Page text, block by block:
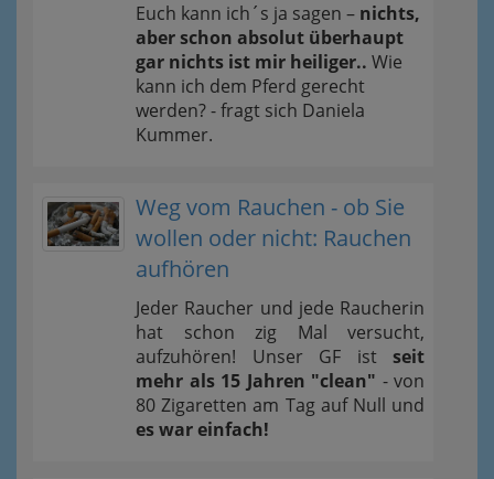
Euch kann ich´s ja sagen – nichts,
aber schon absolut überhaupt
gar nichts ist mir heiliger.. Wie
kann ich dem Pferd gerecht
werden? - fragt sich Daniela
Kummer.
Weg vom Rauchen - ob Sie
wollen oder nicht: Rauchen
aufhören
Jeder Raucher und jede Raucherin
hat schon zig Mal versucht,
aufzuhören! Unser GF ist seit
mehr als 15 Jahren "clean" - von
80 Zigaretten am Tag auf Null und
es war einfach!